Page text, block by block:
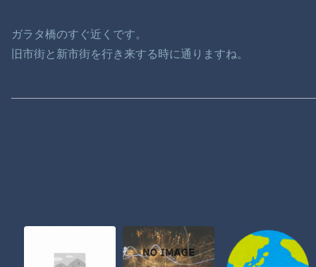
ガラタ橋のすぐ近くです。
旧市街と新市街を行き来する時に通りますね。